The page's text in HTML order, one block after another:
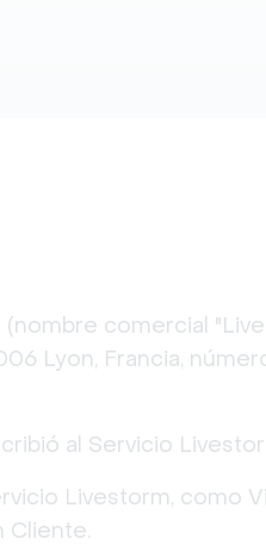
(nombre comercial
Lyon, Francia,
al Servicio
Livestorm, como
Cliente.